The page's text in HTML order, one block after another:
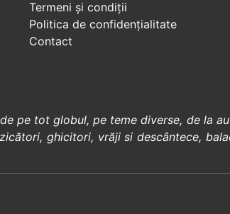
Termeni și condiții
Politica de confidenţialitate
Contact
pe tot globul, pe teme diverse, de la
, ghicitori, vrăji si descântece,